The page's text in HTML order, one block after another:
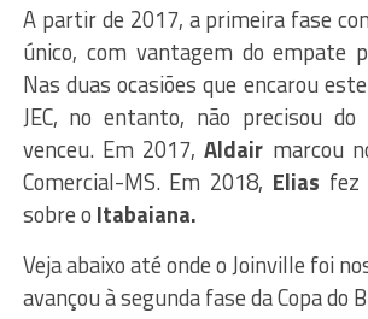
A partir de 2017, a primeira fase
único, com vantagem do empate
Nas duas ocasiões que encarou
JEC, no entanto, não precisou do
venceu. Em 2017,Aldair marcou
Comercial-MS. Em 2018, Elias fez
sobre o Itabaiana.
Veja abaixo até onde o Joinville foi
avançou à segunda fase da Copa do